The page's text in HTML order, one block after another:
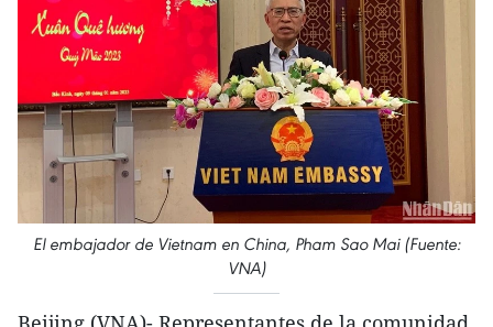
El embajador de Vietnam en China, Pham Sao Mai (Fuente:
VNA)